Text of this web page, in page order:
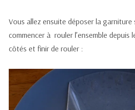
Vous allez ensuite déposer la garniture
commencer à rouler l’ensemble depuis
côtés et finir de rouler :